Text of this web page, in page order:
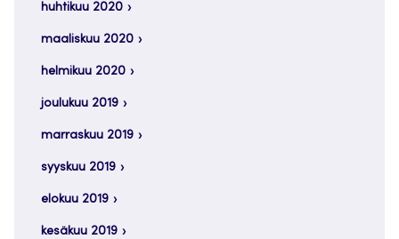
huhtikuu 2020
maaliskuu 2020
helmikuu 2020
joulukuu 2019
marraskuu 2019
syyskuu 2019
elokuu 2019
kesäkuu 2019